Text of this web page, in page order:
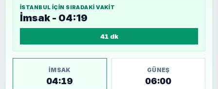
İSTANBUL IÇIN SIRADAKI VAKIT
İmsak - 04:19
41 dk
İMSAK
04:19
GÜNEŞ
06:00